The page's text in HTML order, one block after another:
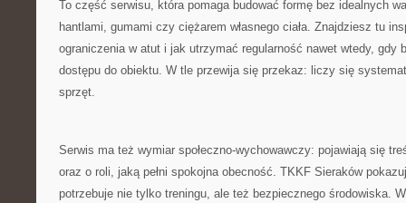
To część serwisu, która pomaga budować formę bez idealnych
hantlami, gumami czy ciężarem własnego ciała. Znajdziesz tu
ograniczenia w atut i jak utrzymać regularność nawet wtedy, gdy
dostępu do obiektu. W tle przewija się przekaz: liczy się
sprzęt.
Serwis ma też wymiar społeczno-wychowawczy: pojawiają się
oraz o roli, jaką pełni spokojna obecność. TKKF Sieraków
potrzebuje nie tylko treningu, ale też bezpiecznego środowiska.